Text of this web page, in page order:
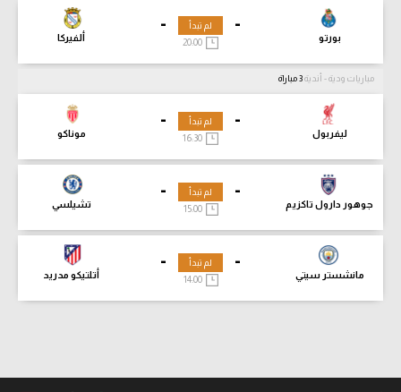
-
بورتو
-
ألفيركا
لم تبدأ
مباريات ودية - أندية
-
ليفربول
-
موناكو
لم تبدأ
-
جوهور دارول تاكزيم
-
تشيلسي
لم تبدأ
15:00
-
مانشستر سيتي
-
أتلتيكو مدريد
لم تبدأ
14:00